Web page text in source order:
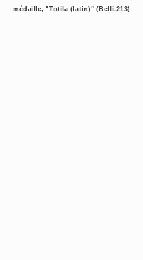
médaille, "Totila (latin)" (Belli.213)